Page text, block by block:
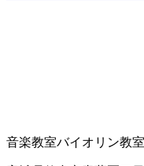
音楽教室バイオリン教室